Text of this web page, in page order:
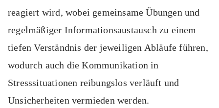
reagiert wird, wobei gemeinsame Übungen und
regelmäßiger Informationsaustausch zu einem
tiefen Verständnis der jeweiligen Abläufe führen,
wodurch auch die Kommunikation in
Stresssituationen reibungslos verläuft und
Unsicherheiten vermieden werden.